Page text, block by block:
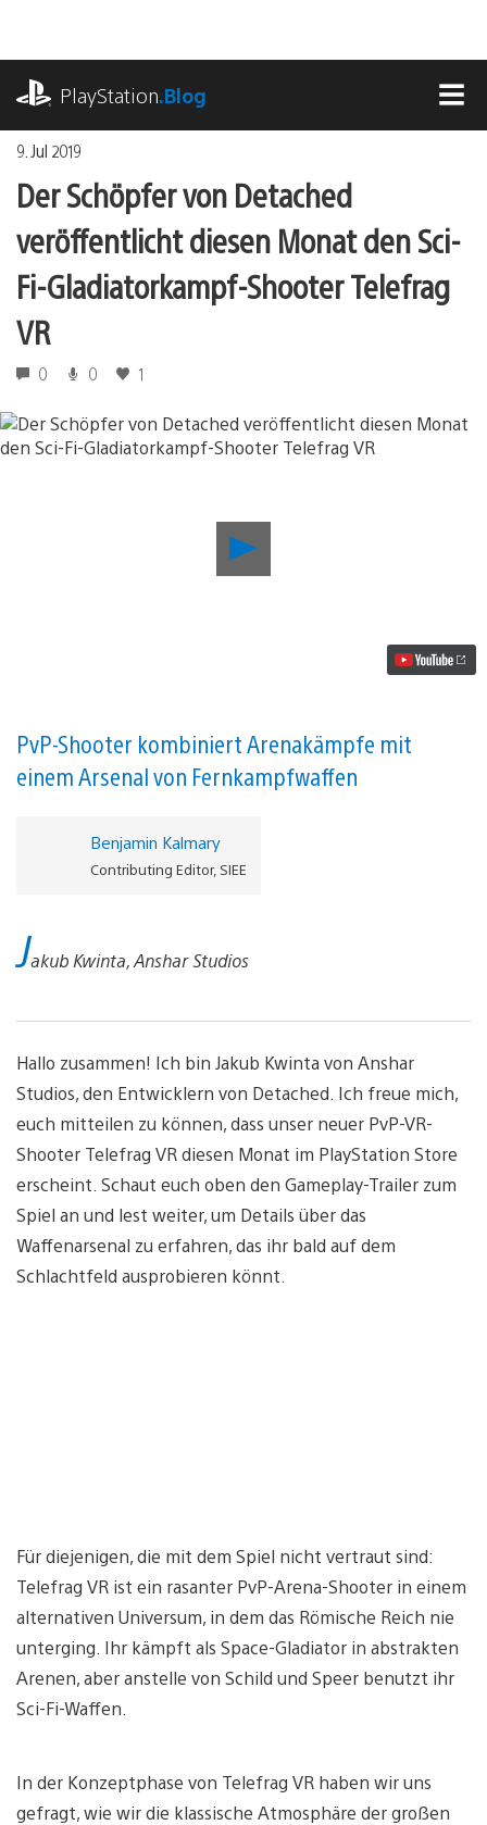
springen
PlayStation.Blog
9. Jul 2019
Der Schöpfer von Detached
veröffentlicht diesen Monat den Sci-
Fi-Gladiatorkampf-Shooter Telefrag
VR
0 0 1
von
Gladiatorkampf-
Shooter
Telefrag
VR
PvP-Shooter kombiniert Arenakämpfe mit
einem Arsenal von Fernkampfwaffen
Benjamin Kalmary
Contributing Editor, SIEE
Jakub Kwinta, Anshar Studios
Hallo zusammen! Ich bin Jakub Kwinta von Anshar
Studios, den Entwicklern von Detached. Ich freue mich,
euch mitteilen zu können, dass unser neuer PvP-VR-
Shooter Telefrag VR diesen Monat im PlayStation Store
erscheint. Schaut euch oben den Gameplay-Trailer zum
Spiel an und lest weiter, um Details über das
Waffenarsenal zu erfahren, das ihr bald auf dem
Schlachtfeld ausprobieren könnt.
Für diejenigen, die mit dem Spiel nicht vertraut sind:
Telefrag VR ist ein rasanter PvP-Arena-Shooter in einem
alternativen Universum, in dem das Römische Reich nie
unterging. Ihr kämpft als Space-Gladiator in abstrakten
Arenen, aber anstelle von Schild und Speer benutzt ihr
Sci-Fi-Waffen.
In der Konzeptphase von Telefrag VR haben wir uns
gefragt, wie wir die klassische Atmosphäre der großen